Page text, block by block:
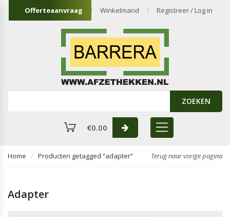
Offerteaanvraag Winkelmand Registreer / Log in
ZOEKEN
€0.00
Home Producten getagged “adapter” Terug naar vorige pagina
Adapter